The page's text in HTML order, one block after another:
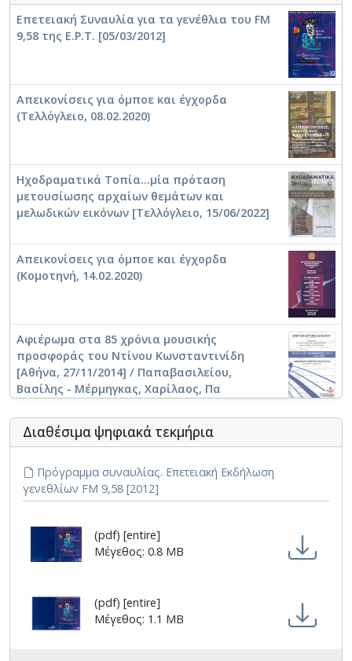
Επετειακή Συναυλία για τα γενέθλια του FM
9,58 της Ε.Ρ.Τ. [05/03/2012]
Απεικονίσεις για όμποε και έγχορδα
(Τελλόγλειο, 08.02.2020)
Ηχοδραματικά Τοπία...μία πρόταση
μετουσίωσης αρχαίων θεμάτων και
μελωδικών εικόνων [Τελλόγλειο, 15/06/2022]
Απεικονίσεις για όμποε και έγχορδα
(Κομοτηνή, 14.02.2020)
Αφιέρωμα στα 85 χρόνια μουσικής
προσφοράς του Ντίνου Κωνσταντινίδη
[Αθήνα, 27/11/2014] / Παπαβασιλείου,
Βασίλης - Μέρμηγκας, Χαρίλαος, Πα
Διαθέσιμα ψηφιακά τεκμήρια
Πρόγραμμα συναυλίας. Επετειακή Εκδήλωση
γενεθλίων FM 9,58 [2012]
(pdf) [entire]
Μέγεθος: 0.8 MB
(pdf) [entire]
Μέγεθος: 1.1 MB